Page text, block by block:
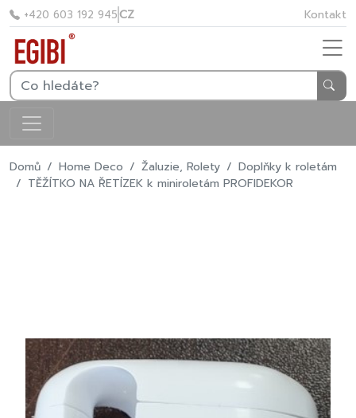
+420 603 192 945CZ Kontakt
Domů Home Deco Žaluzie, Rolety
Doplňky k roletám
TĚŽÍTKO NA ŘETÍZEK k miniroletám PROFIDEKOR